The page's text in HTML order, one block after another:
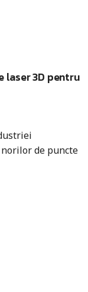
laser 3D pentru
de puncte